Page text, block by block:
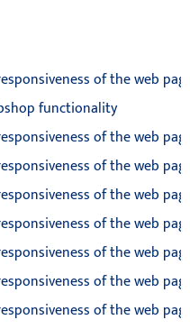
of the web
functionality
of the web
of the web
of the web
of the web
of the web
of the web
of the web